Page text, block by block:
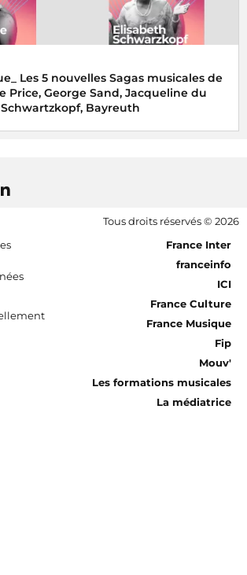
Les 5 nouvelles Sagas musicales de
Price, George Sand, Jacqueline du
Bayreuth
Tous droits réservés © 2026
[RDF] Pied de page - Mobile
France Inter
franceinfo
ICI
France Culture
France Musique
Fip
Mouv'
Les formations musicales
La médiatrice